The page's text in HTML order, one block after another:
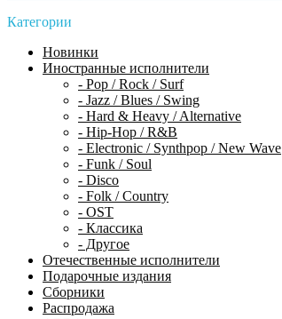
Категории
Новинки
Иностранные исполнители
- Pop / Rock / Surf
- Jazz / Blues / Swing
- Hard & Heavy / Alternative
- Hip-Hop / R&B
- Electronic / Synthpop / New Wave
- Funk / Soul
- Disco
- Folk / Country
- OST
- Классика
- Другое
Отечественные исполнители
Подарочные издания
Сборники
Распродажа